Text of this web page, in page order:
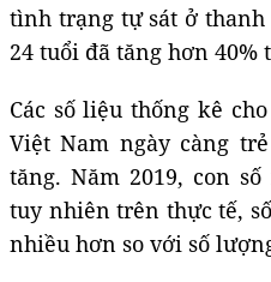
tình trạng tự sát ở
24 tuổi đã tăng hơn 40%
Các số liệu thống kê
Việt Nam ngày càng
tăng. Năm 2019, con
tuy nhiên trên thực tế,
nhiều hơn so với số